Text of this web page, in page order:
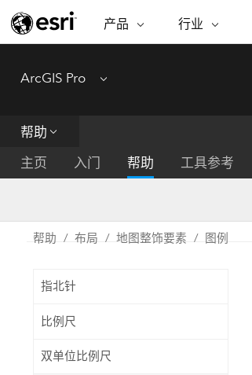
产品
ARCGIS
完整的 SaaS 制图平台
ArcGIS Enterprise
行业
行业
保护
能源公用事业
ArcGIS Pro Menu
帮助
主页
入门 帮助 工具参考
帮助 布局 地图整饰要素 图例
指北针
比例尺
双单位比例尺